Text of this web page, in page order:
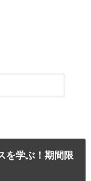
を学ぶ！期間限